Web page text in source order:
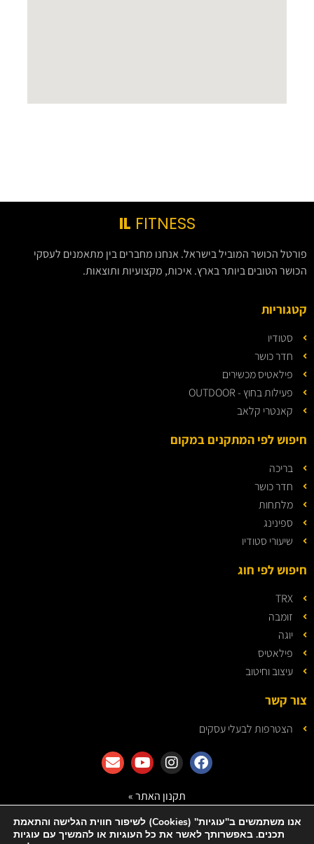
IL FITNESS
פורטל הכושר המוביל בישראל. אנחנו מחברים בין מתאמנים לעסקי
הכושר הטובים ביותר בארץ. איכות, מקצועיות ותוצאות.
קטגוריות
סטודיו
חדר כושר
פילאטיס מכשירים
פעילות בחוץ - OUTDOOR
קאנטרי קלאב
חיפוש לפי המתקנים במקום
בריכה
חדר כושר
מלתחות
ספינינג
שיעורי סטודיו
חיפוש לפי חוג
TRX
זומבה
יוגה
פילאטיס
עיצוב וחיטוב
צור קשר
הצטרפות לבעלי עסקים
תקנון האתר »
מדיניות הפרטיות »אנו משתמשים ב"עוגיות" (Cookies) לשיפור חווית הגלישה והתאמת
תכנים. באפשרותך לאשר את כל העוגיות או להמשיך עם עוגיות